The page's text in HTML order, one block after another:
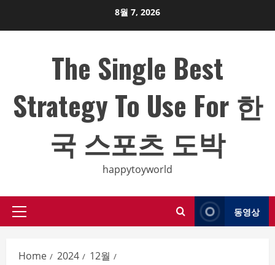
8월 7, 2026
The Single Best
Strategy To Use For 한
국 스포츠 도박
happytoyworld
Primary
동영상
Home 2024
12월